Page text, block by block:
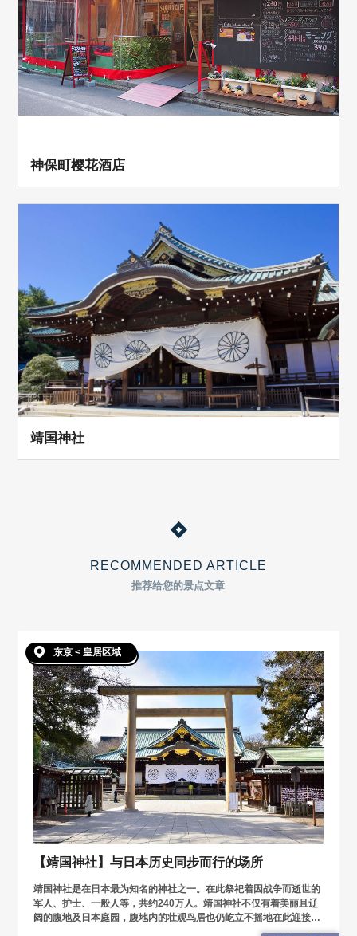
神保町樱花酒店
靖国神社
RECOMMENDED ARTICLE
推荐给您的景点文章
东京 < 皇居区域
【靖国神社】与日本历史同步而行的场所
靖国神社是在日本最为知名的神社之一。在此祭祀着因战争而逝世的
军人、护士、一般人等，共约240万人。靖国神社不仅有着美丽且辽
阔的腹地及日本庭园，腹地内的壮观鸟居也仍屹立不摇地在此迎接参